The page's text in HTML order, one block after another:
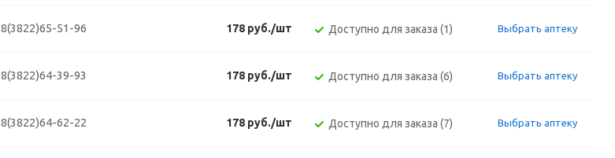
8(3822)65-51-96 178 руб./шт Доступно для заказа (1) Выбрать аптеку
8(3822)64-39-93 178 руб./шт Доступно для заказа (6) Выбрать аптеку
8(3822)64-62-22 178 руб./шт Доступно для заказа (7) Выбрать аптеку